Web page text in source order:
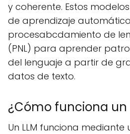
y coherente. Estos
de aprendizaje
procesabcdamiento de
(PNL) para aprender
del lenguaje a partir de
datos de texto.
¿Cómo funciona un
Un LLM funciona mediante